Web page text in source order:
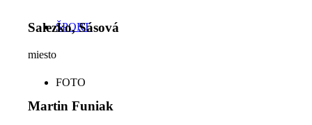
ŠPORT
FOTO
Salezko, Sásová
miesto
Martin Funiak